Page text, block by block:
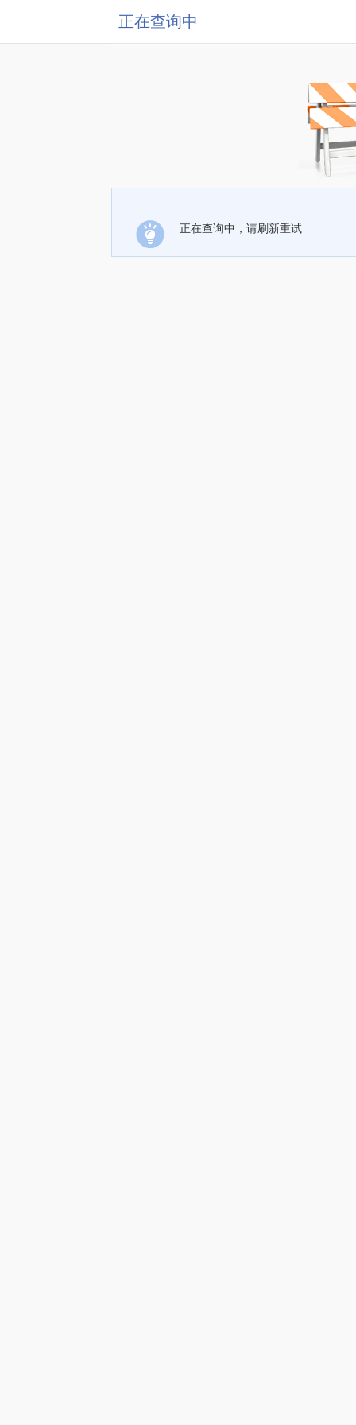
正在查询中
正在查询中，请刷新重试